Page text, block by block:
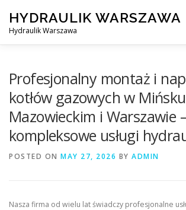
content
HYDRAULIK WARSZAWA
Hydraulik Warszawa
OBSŁUGIWANE LOKALIZACJE –
KONTAKT
Profesjonalny montaż i
kotłów gazowych w Mińsku
Mazowieckim i Warszawie
kompleksowe usługi
POSTED ON MAY 27, 2026 BY ADMIN
Nasza firma od wielu lat świadczy profesjonalne